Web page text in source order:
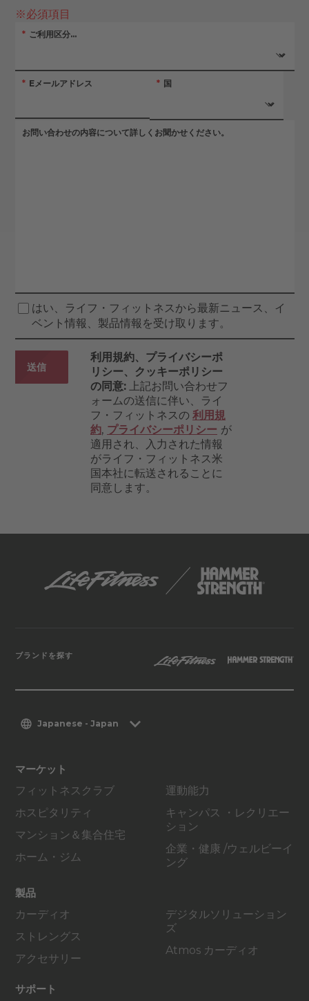
ブランドを探す
Japanese - Japan
マーケット
フィットネスクラブ
ホスピタリティ
マンション＆集合住宅
ホーム・ジム
運動能力
キャンパス ・レクリエー
ション
企業・健康 /ウェルビーイ
ング
製品
カーディオ
ストレングス
アクセサリー
デジタルソリューション
ズ
Atmos カーディオ
サポート